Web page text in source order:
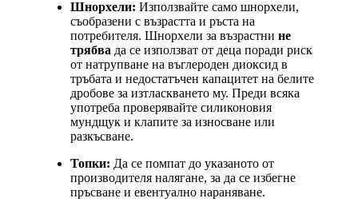
Шнорхели: Използвайте само шнорхели,
съобразени с възрастта и ръста на
потребителя. Шнорхели за възрастни не
трябва да се използват от деца поради риск
от натрупване на въглероден диоксид в
тръбата и недостатъчен капацитет на белите
дробове за изтласкването му. Преди всяка
употреба проверявайте силиконовия
мундщук и клапите за износване или
разкъсване.
Топки: Да се помпат до указаното от
производителя налягане, за да се избегне
пръсване и евентуално нараняване.